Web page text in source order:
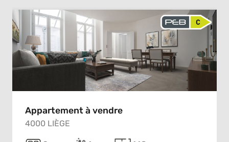
Appartement à vendre
4000 LIÈGE